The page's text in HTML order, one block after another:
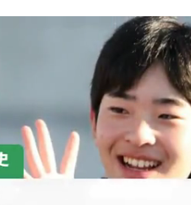
めのキーワードタグ一覧
#高市早苗 #
雄一郎
#亀和田武